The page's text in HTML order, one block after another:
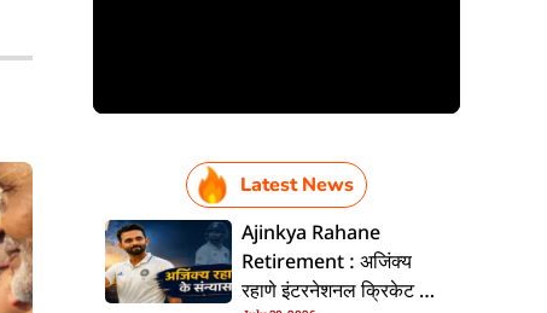
Latest News
Ajinkya Rahane
Retirement : अजिंक्य
रहाणे इंटरनेशनल क्रिकेट से